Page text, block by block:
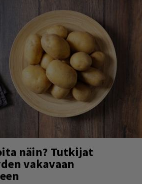
näin? Tutkijat
vakavaan